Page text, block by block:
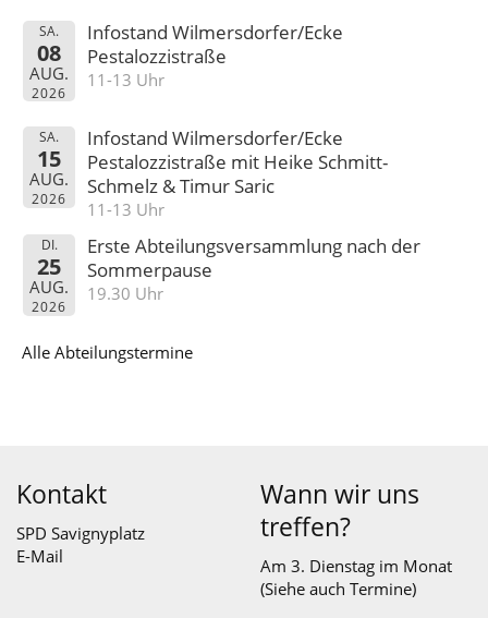
SA.
08
AUG.
2026
Infostand Wilmersdorfer/Ecke
Pestalozzistraße
11-13 Uhr
SA.
15
AUG.
2026
Infostand Wilmersdorfer/Ecke
Pestalozzistraße mit Heike Schmitt-
Schmelz & Timur Saric
11-13 Uhr
DI.
25
AUG.
2026
Erste Abteilungsversammlung nach der
Sommerpause
19.30 Uhr
Alle Abteilungstermine
Kontakt
SPD Savignyplatz
E-Mail
Wann wir uns
treffen?
Am 3. Dienstag im Monat
(Siehe auch Termine)